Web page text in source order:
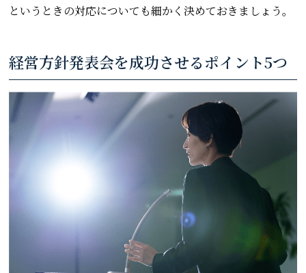
というときの対応についても細かく決めておきましょう。
経営方針発表会を成功させるポイント5つ